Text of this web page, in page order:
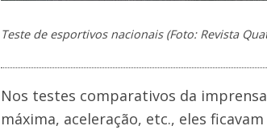
Teste de esportivos nacionais (Foto: Revista
Nos testes comparativos da
máxima, aceleração, etc., eles